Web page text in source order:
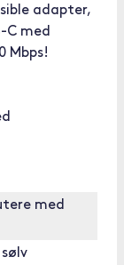
adapter,
C med
Mbps!
med